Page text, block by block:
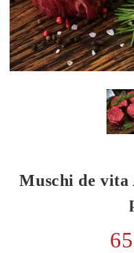
Muschi de vita